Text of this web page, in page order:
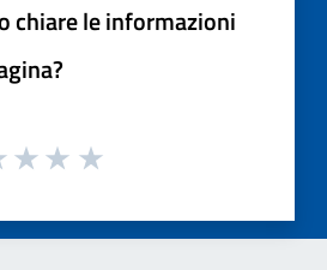
chiare le informazioni